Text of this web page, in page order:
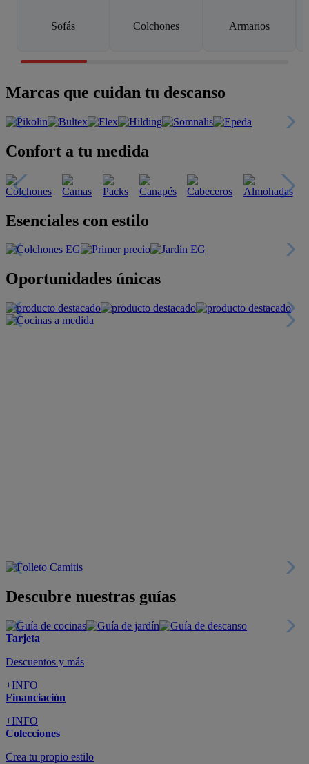
Sofás Colchones Armarios
Marcas que cuidan tu descanso
Confort a tu medida
Esenciales con estilo
Oportunidades únicas
Descubre nuestras guías
Tarjeta
Descuentos y más
+INFO
Financiación
+INFO
Colecciones
Crea tu propio estilo